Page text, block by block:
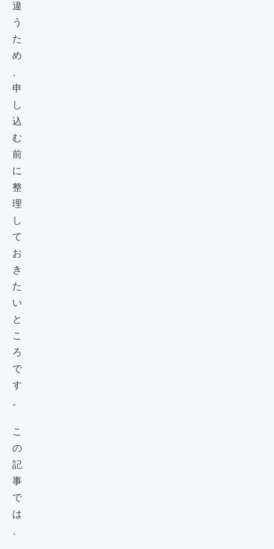
違
う
た
め
、
申
し
込
む
前
に
整
理
し
て
お
き
た
い
と
こ
ろ
で
す
。
こ
の
記
事
で
は
、